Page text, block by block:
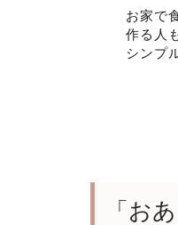
お家で
作る人
シンプ
「お